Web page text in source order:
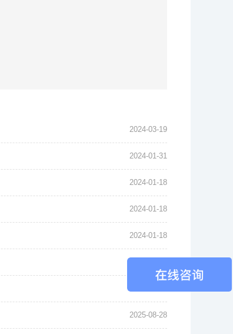
2024-03-19
2024-01-31
2024-01-18
2024-01-18
2024-01-18
2025-08-28